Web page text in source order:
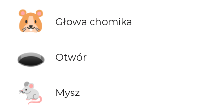
🐹 Głowa chomika
🕳️ Otwór
🐁 Mysz